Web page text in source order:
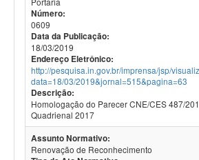
Número:
0609
Data da Publicação:
18/03/2019
Endereço Eletrônico:
http://pesquisa.in.gov.br/imprensa/jsp/
data=18/03/2019&jornal=515&pagina=63
Descrição:
Homologação do Parecer CNE/CES 487/
Quadrienal 2017
Assunto Normativo:
Renovação de Reconhecimento